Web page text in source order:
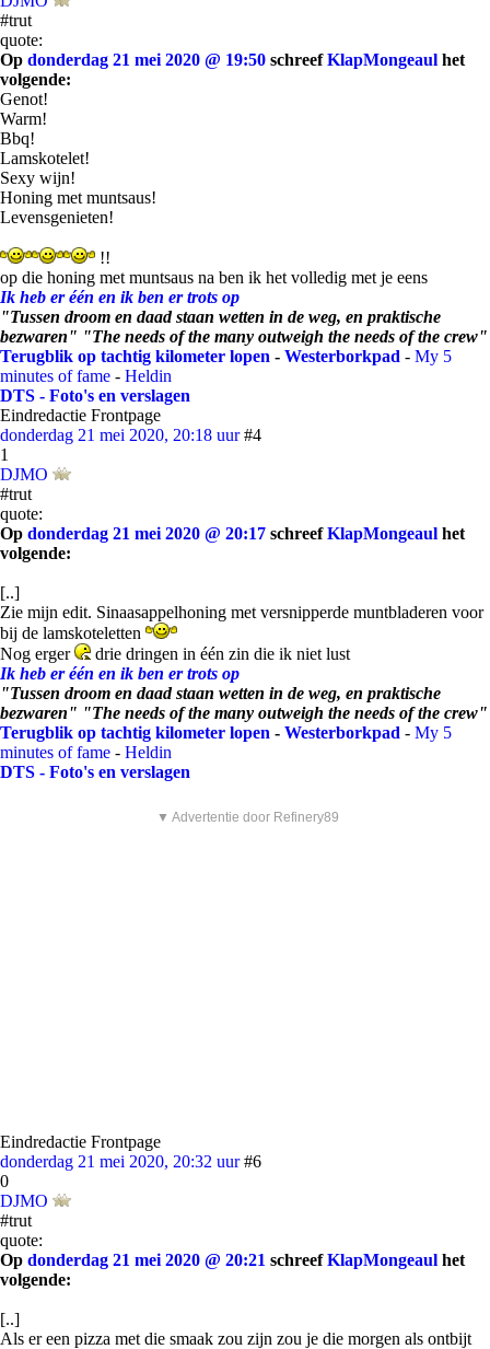
#trut
quote:
Op donderdag 21 mei 2020 @ 19:50 schreefKlapMongeaul het
volgende:
Genot!
Warm!
Bbq!
Lamskotelet!
Sexy wijn!
Honing met muntsaus!
Levensgenieten!
!!
op die honing met muntsaus na ben ik het volledig met je eens
Ik heb er één en ik ben er trots op
"Tussen droom en daad staan wetten in de weg, en praktische
bezwaren" "The needs of the many outweigh the needs of the crew"
Terugblik op tachtig kilometer lopen - Westerborkpad - My 5
minutes of fame - Heldin
DTS - Foto's en verslagen
Eindredactie Frontpage
donderdag 21 mei 2020, 20:18 uur #4
1
DJMO
#trut
quote:
Op donderdag 21 mei 2020 @ 20:17 schreefKlapMongeaul het
volgende:
[..]
Zie mijn edit. Sinaasappelhoning met versnipperde muntbladeren voor
bij de lamskoteletten
Nog erger
drie dringen in één zin die ik niet lust
Ik heb er één en ik ben er trots op
"Tussen droom en daad staan wetten in de weg, en praktische
bezwaren" "The needs of the many outweigh the needs of the crew"
Terugblik op tachtig kilometer lopen - Westerborkpad - My 5
minutes of fame - Heldin
DTS - Foto's en verslagen
▼ Advertentie door Refinery89
Eindredactie Frontpage
donderdag 21 mei 2020, 20:32 uur #6
0
DJMO
#trut
quote:
Op donderdag 21 mei 2020 @ 20:21 schreefKlapMongeaul het
volgende:
[..]
Als er een pizza met die smaak zou zijn zou je die morgen als ontbijt